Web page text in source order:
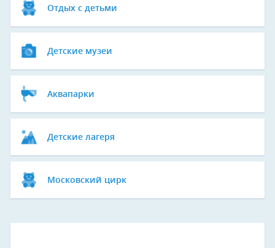
Отдых с детьми
Детские музеи
Аквапарки
Детские лагеря
Московский цирк